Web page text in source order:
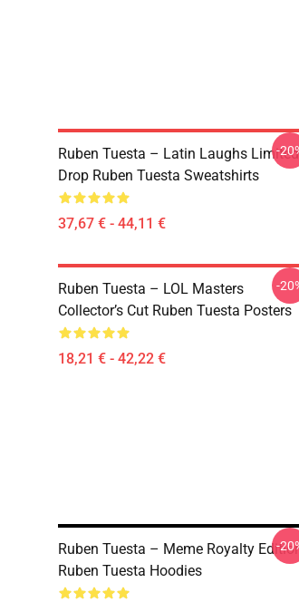
Ruben Tuesta – Latin Laughs Limited
Drop Ruben Tuesta Sweatshirts
37,67 € - 44,11 €
-
Ruben Tuesta – LOL Masters
Collector’s Cut Ruben Tuesta Posters
18,21 € - 42,22 €
-
Ruben Tuesta – Meme Royalty
Ruben Tuesta Hoodies
-